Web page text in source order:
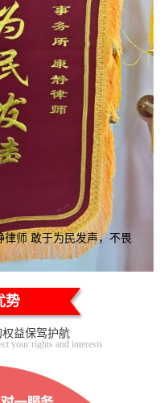
师 敢于为民发声，不畏
势
益保驾护航
your rights and interests